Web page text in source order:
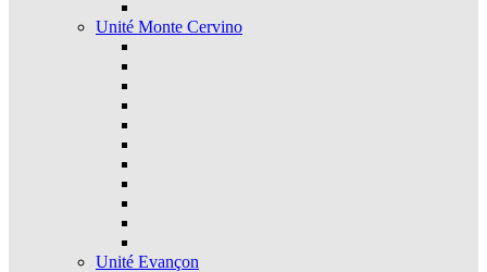
Unité Monte Cervino
Unité Evançon